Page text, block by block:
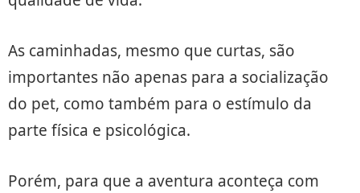
As caminhadas, mesmo que curtas, são
importantes não apenas para a socialização
do pet, como também para o estímulo da
parte física e psicológica.
Porém, para que a aventura aconteça com